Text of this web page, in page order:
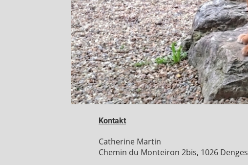
Kontakt
Catherine Martin
Chemin du Monteiron 2bis, 1026 Denges